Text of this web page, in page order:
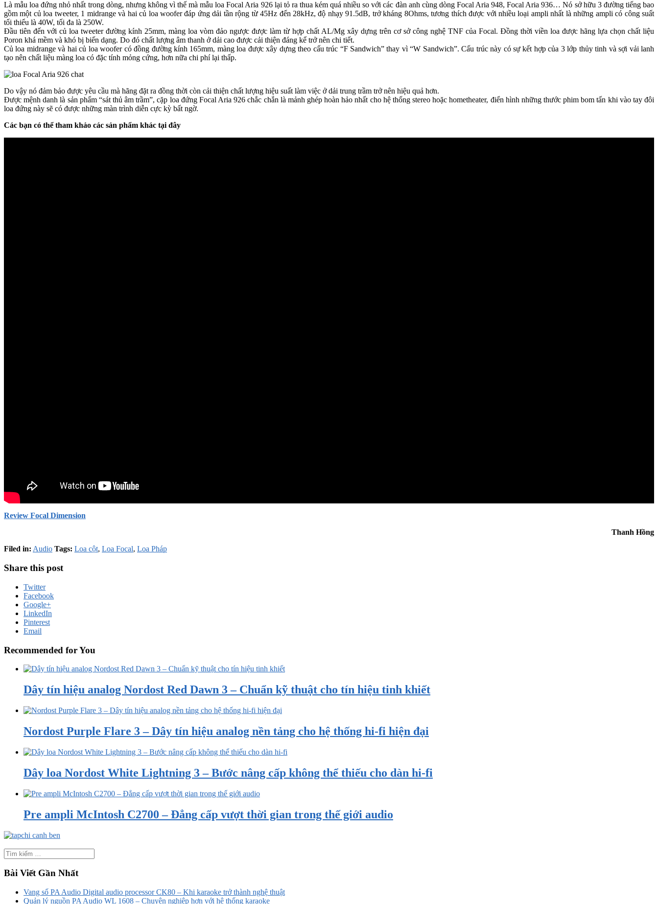
Là mẫu loa đứng nhỏ nhất trong dòng, nhưng không vì thế mà mẫu loa Focal Aria 926 lại tỏ ra thua kém quá nhiều so với các đàn anh cùng dòng Focal Aria 948, Focal Aria 936… Nó sở hữu 3 đường tiếng bao
gồm một củ loa tweeter, 1 midrange và hai củ loa woofer đáp ứng dải tần rộng từ 45Hz đến 28kHz, độ nhạy 91.5dB, trở kháng 8Ohms, tương thích được với nhiều loại ampli nhất là những ampli có công suất
tối thiểu là 40W, tối đa là 250W.
Đầu tiên đến với củ loa tweeter đường kính 25mm, màng loa vòm đảo ngược được làm từ hợp chất AL/Mg xây dựng trên cơ sở công nghệ TNF của Focal. Đồng thời viền loa được hãng lựa chọn chất liệu
Poron khá mềm và khó bị biến dạng. Do đó chất lượng âm thanh ở dải cao được cải thiện đáng kể trở nên chi tiết.
Củ loa midrange và hai củ loa woofer có đồng đường kính 165mm, màng loa được xây dựng theo cấu trúc “F Sandwich” thay vì “W Sandwich”. Cấu trúc này có sự kết hợp của 3 lớp thủy tinh và sợi vải lanh
tạo nên chất liệu màng loa có đặc tính mỏng cứng, hơn nữa chi phí lại thấp.
Do vậy nó đảm bảo được yêu cầu mà hãng đặt ra đồng thời còn cải thiện chất lượng hiệu suất làm việc ở dải trung trầm trở nên hiệu quả hơn.
Được mệnh danh là sản phẩm “sát thủ âm trầm”, cặp loa đứng Focal Aria 926 chắc chắn là mảnh ghép hoàn hảo nhất cho hệ thống stereo hoặc hometheater, điển hình những thước phim bom tấn khi vào tay đôi
loa đứng này sẽ có được những màn trình diễn cực kỳ bất ngờ.
Các bạn có thể tham khảo các sản phẩm khác tại đây
Review Focal Dimension
Thanh Hồng
Filed in: Audio Tags: Loa cột, Loa Focal, Loa Pháp
Share this post
Twitter
Facebook
Google+
LinkedIn
Pinterest
Email
Recommended for You
Dây tín hiệu analog Nordost Red Dawn 3 – Chuẩn kỹ thuật cho tín hiệu tinh khiết
Nordost Purple Flare 3 – Dây tín hiệu analog nền tảng cho hệ thống hi-fi hiện đại
Dây loa Nordost White Lightning 3 – Bước nâng cấp không thể thiếu cho dàn hi-fi
Pre ampli McIntosh C2700 – Đẳng cấp vượt thời gian trong thế giới audio
Bài Viết Gần Nhất
Vang số PA Audio Digital audio processor CK80 – Khi karaoke trở thành nghệ thuật
Quản lý nguồn PA Audio WL 1608 – Chuyên nghiệp hơn với hệ thống karaoke